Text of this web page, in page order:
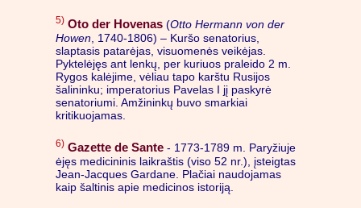
5) Oto der Hovenas (Otto Hermann von der
Howen , 1740-1806) – Kuršo senatorius,
slaptasis patarėjas, visuomenės veikėjas.
Pyktelėjęs ant lenkų, per kuriuos praleido 2 m.
Rygos kalėjime, vėliau tapo karštu Rusijos
šalininku; imperatorius Pavelas I jį paskyrė
senatoriumi. Amžininkų buvo smarkiai
kritikuojamas.
6) Gazette de Sante - 1773-1789 m. Paryžiuje
ėjęs medicininis laikraštis (viso 52 nr.), įsteigtas
Jean-Jacques Gardane. Plačiai naudojamas
kaip šaltinis apie medicinos istoriją.